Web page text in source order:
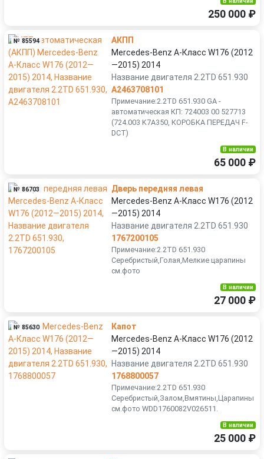
250 000 ₽
№ 85594
АКПП
Mercedes-Benz A-Класс W176 (2012
—2015) 2014
Название двигателя 2.2TD 651.930
A2463708101
Примечание:2.2TD 651.930 GA -
автоматическая КП: 724003 00 527713
(724.003 K7A350, КОРОБКА ПЕРЕДАЧ F-
DCT)
В наличии
65 000 ₽
№ 86703
Дверь передняя левая
Mercedes-Benz A-Класс W176 (2012
—2015) 2014
Название двигателя 2.2TD 651.930
1767200105
Примечание:2.2TD 651.930
Серебристый,Голая,Мелкие царапины
см.фото
В наличии
27 000 ₽
№ 85630
Капот
Mercedes-Benz A-Класс W176 (2012
—2015) 2014
Название двигателя 2.2TD 651.930
1768800057
Примечание:2.2TD 651.930
Серебристый,Залом,Вмятины,Царапины
см.фото WDD1760082V026511.
В наличии
25 000 ₽